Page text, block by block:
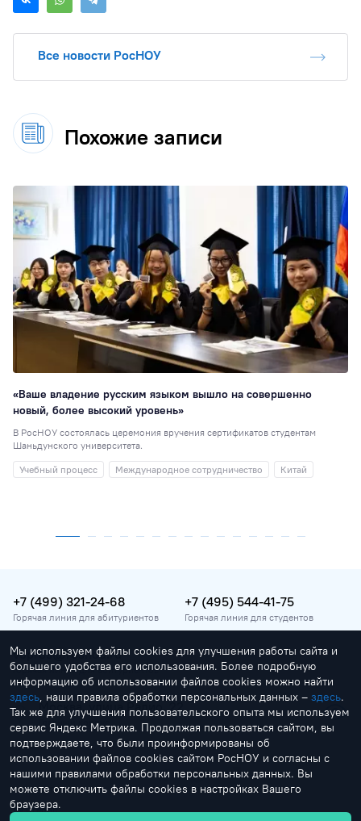
Все новости РосНОУ
Похожие записи
«Ваше владение русским языком вышло на совершенно
новый, более высокий уровень»
В РосНОУ состоялась церемония вручения сертификатов студентам
Шаньдунского университета.
Учебный процесс
Международное сотрудничество Китай
+7 (499) 321-24-68
Горячая линия для абитуриентов
+7 (495) 544-41-75
Горячая линия для студентов
vopros@rosnou.ru
Горячая линия для абитуриентов
Москва, улица Радио, 22
Главный корпус
by Creonit
Мы используем файлы cookies для улучшения работы сайта и
большего удобства его использования. Более подробную
информацию об использовании файлов cookies можно найти
здесь, наши правила обработки персональных данных – здесь.
Так же для улучшения пользовательского опыта мы используем
сервис Яндекс Метрика. Продолжая пользоваться сайтом, вы
подтверждаете, что были проинформированы об
использовании файлов cookies сайтом РосНОУ и согласны с
нашими правилами обработки персональных данных. Вы
можете отключить файлы cookies в настройках Вашего
браузера.